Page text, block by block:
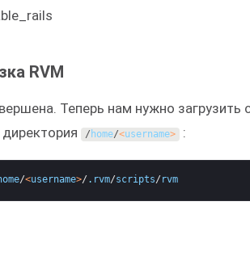
RVM
Теперь нам нужно
/ home/<username> :
/<username>/ . rvm/scripts/ rvm